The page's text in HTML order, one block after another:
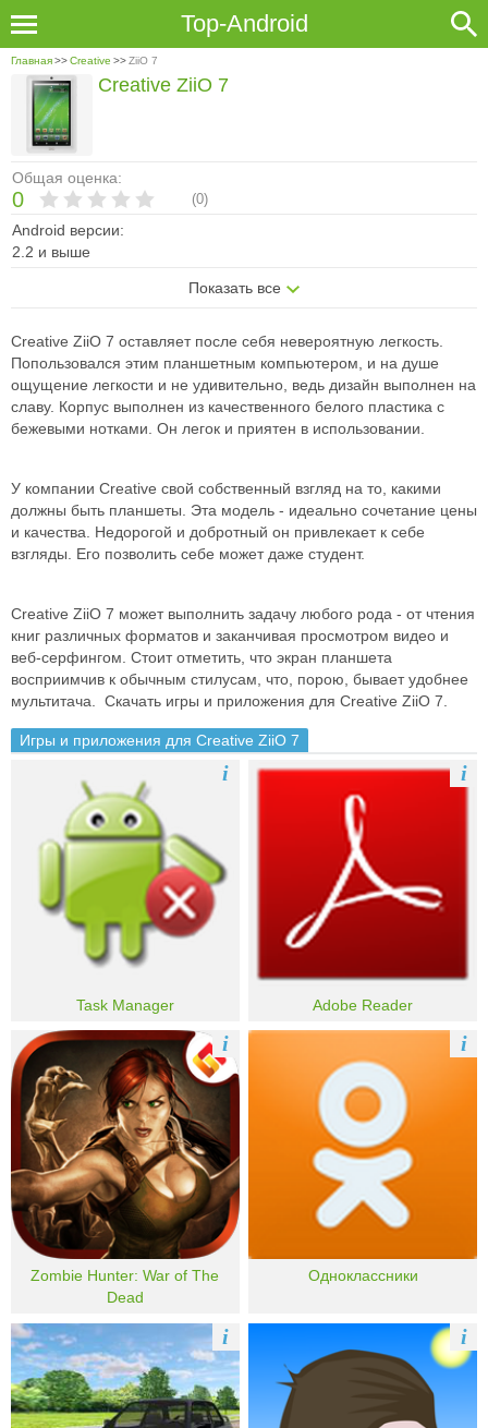
Top-Android
Главная>>Creative >>ZiiO 7
Общая оценка:
0 (0)
Android версии:
2.2 и выше
Показать все
Creative ZiiO 7
Creative ZiiO 7 оставляет после себя невероятную легкость.
Попользовался этим планшетным компьютером, и на душе
ощущение легкости и не удивительно, ведь дизайн выполнен на
славу. Корпус выполнен из качественного белого пластика с
бежевыми нотками. Он легок и приятен в использовании.
У компании Creative свой собственный взгляд на то, какими
должны быть планшеты. Эта модель - идеально сочетание цены
и качества. Недорогой и добротный он привлекает к себе
взгляды. Его позволить себе может даже студент.
Creative ZiiO 7 может выполнить задачу любого рода - от чтения
книг различных форматов и заканчивая просмотром видео и
веб-серфингом. Стоит отметить, что экран планшета
восприимчив к обычным стилусам, что, порою, бывает удобнее
мультитача. Скачать игры и приложения для Creative ZiiO 7.
Игры и приложения для Creative ZiiO 7
Task Manager
i
Adobe Reader
i
Zombie Hunter: War of The
Dead
i
Одноклассники
i
i i